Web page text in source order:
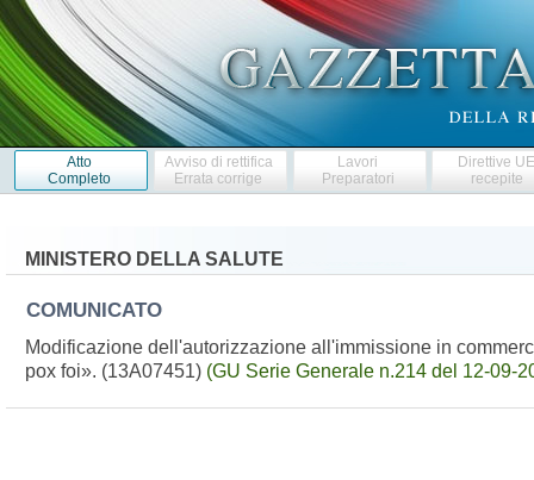
Atto
Completo
Avviso di rettifica
Errata corrige
Lavori
Preparatori
Direttive
recepite
MINISTERO DELLA SALUTE
COMUNICATO
Modificazione dell'autorizzazione all'immissione in
pox foi». (13A07451) (GU Serie Generale n.214 del 12-09-